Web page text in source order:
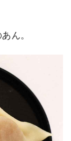
ん。